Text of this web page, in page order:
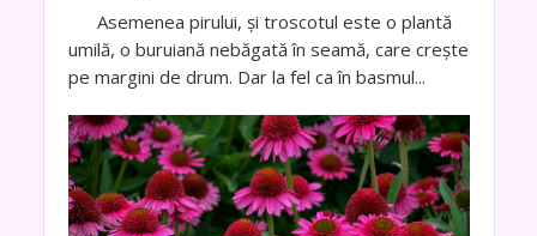
Asemenea pirului, şi troscotul este o plantă
umilă, o buruiană nebăgată în seamă, care creşte
pe margini de drum. Dar la fel ca în basmul...